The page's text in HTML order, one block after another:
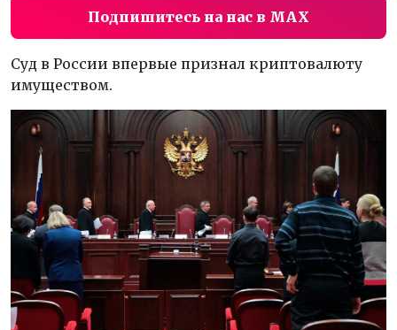
Подпишитесь на нас в MAX
Суд в России впервые признал криптовалюту
имуществом.